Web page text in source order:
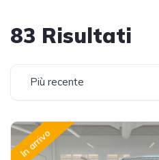
83 Risultati
Più recente
In arrivo